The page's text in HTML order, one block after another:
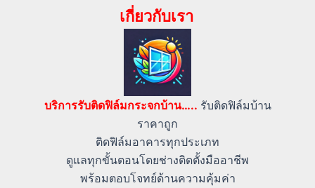
เกี่ยวกับเรา
บริการรับติดฟิล์มกระจกบ้าน….. รับติดฟิล์มบ้าน
ราคาถูก
ติดฟิล์มอาคารทุกประเภท
ดูแลทุกขั้นตอนโดยช่างติดตั้งมืออาชีพ
พร้อมตอบโจทย์ด้านความคุ้มค่า